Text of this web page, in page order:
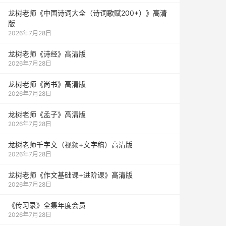
龙树老师《中国诗词大全（诗词歌赋200+）》高清
版
2026年7月28日
龙树老师《诗经》高清版
2026年7月28日
龙树老师《尚书》高清版
2026年7月28日
龙树老师《孟子》高清版
2026年7月28日
龙树老师千字文（视频+文字稿）高清版
2026年7月28日
龙树老师《作文基础课+进阶课》高清版
2026年7月28日
《传习录》全集年度会员
2026年7月28日